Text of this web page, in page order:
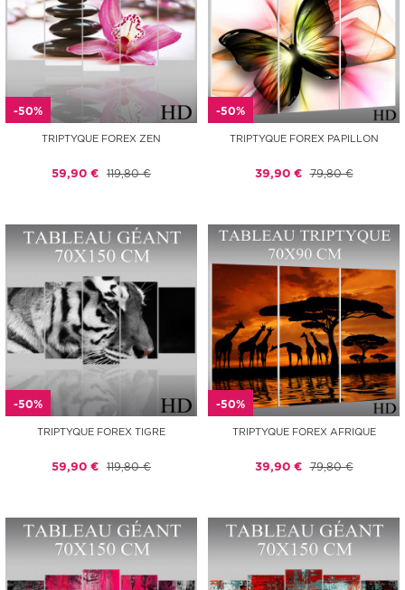
-50%
TRIPTYQUE FOREX ZEN
59,90 € 119,80 €
-50%
TRIPTYQUE FOREX PAPILLON
39,90 € 79,80 €
-50%
TRIPTYQUE FOREX TIGRE
59,90 € 119,80 €
-50%
TRIPTYQUE FOREX AFRIQUE
39,90 € 79,80 €